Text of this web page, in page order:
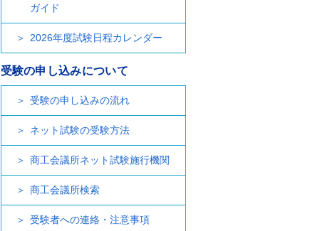
ガイド
2026年度試験日程カレンダー
受験の申し込みについて
受験の申し込みの流れ
ネット試験の受験方法
商工会議所ネット試験施行機関
商工会議所検索
受験者への連絡・注意事項